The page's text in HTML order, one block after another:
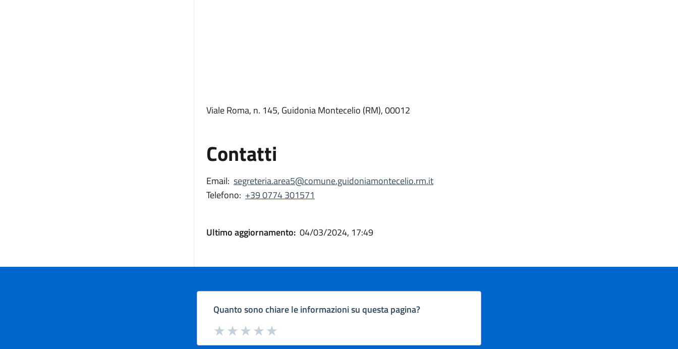
Viale Roma, n. 145, Guidonia Montecelio (RM), 00012
Contatti
Email: segreteria.area5@comune.guidoniamontecelio.rm.it
Telefono: +39 0774 301571
Ultimo aggiornamento: 04/03/2024, 17:49
Quanto sono chiare le informazioni su questa pagina?
Valuta da 1 a 5 stelle la pagina
Valuta 5 stelle su 5
Valuta 4 stelle su 5
Valuta 3 stelle su 5
Valuta 2 stelle su 5
Valuta 1 stelle su 5